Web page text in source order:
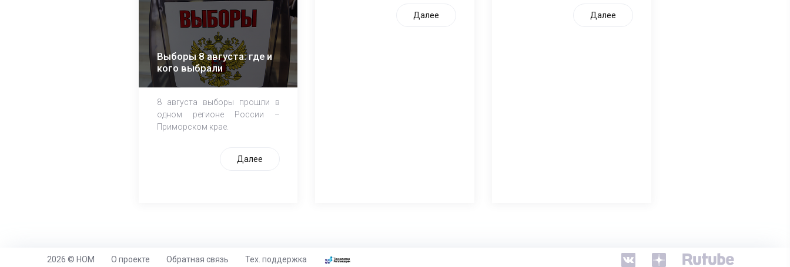
Выборы 8 августа: где и
кого выбрали
8 августа выборы прошли в
одном регионе России –
Приморском крае.
Далее
Далее Далее
https://www.high-endrolex.com/26
2026 © НОМ О проекте Обратная связь Тех. поддержка